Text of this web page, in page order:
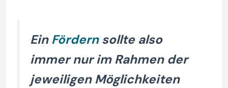
EinFördernsollte also
immer nur im Rahmen der
jeweiligen Möglichkeiten